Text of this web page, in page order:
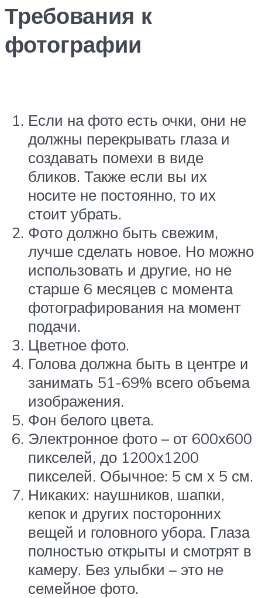
Требования к
фотографии
Если на фото есть очки, они не
должны перекрывать глаза и
создавать помехи в виде
бликов. Также если вы их
носите не постоянно, то их
стоит убрать.
Фото должно быть свежим,
лучше сделать новое. Но можно
использовать и другие, но не
старше 6 месяцев с момента
фотографирования на момент
подачи.
Цветное фото.
Голова должна быть в центре и
занимать 51-69% всего объема
изображения.
Фон белого цвета.
Электронное фото – от 600х600
пикселей, до 1200х1200
пикселей. Обычное: 5 см х 5 см.
Никаких: наушников, шапки,
кепок и других посторонних
вещей и головного убора. Глаза
полностью открыты и смотрят в
камеру. Без улыбки – это не
семейное фото.